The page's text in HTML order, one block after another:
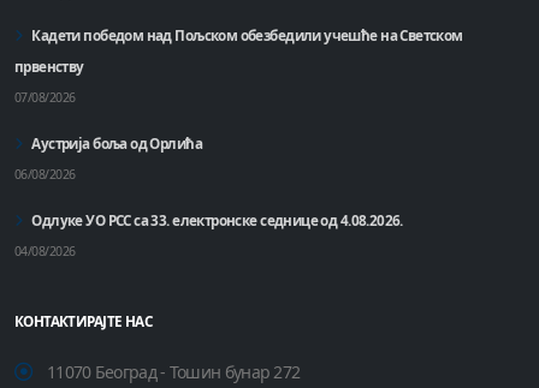
Кадети победом над Пољском обезбедили учешће на Светском
првенству
07/08/2026
Аустрија боља од Орлића
06/08/2026
Одлуке УО РСС са 33. електронске седнице од 4.08.2026.
04/08/2026
КОНТАКТИРАЈТЕ НАС
11070 Београд - Тошин бунар 272